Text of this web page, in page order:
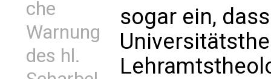
che
Warnung
des hl.
sogar ein,